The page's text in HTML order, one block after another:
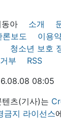
아 소개
보도
이용
청소년 보호
부
RSS
08:05
츠(기사)는
금지 라이선스